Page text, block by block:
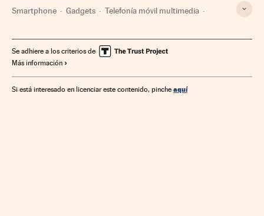
Smartphone Gadgets Telefonía móvil multimedia
Tecnologías movilidad Tecnología Telecomunicaciones
Se adhiere a los criterios de
Más información
Si está interesado en licenciar este contenido, pinche aquí